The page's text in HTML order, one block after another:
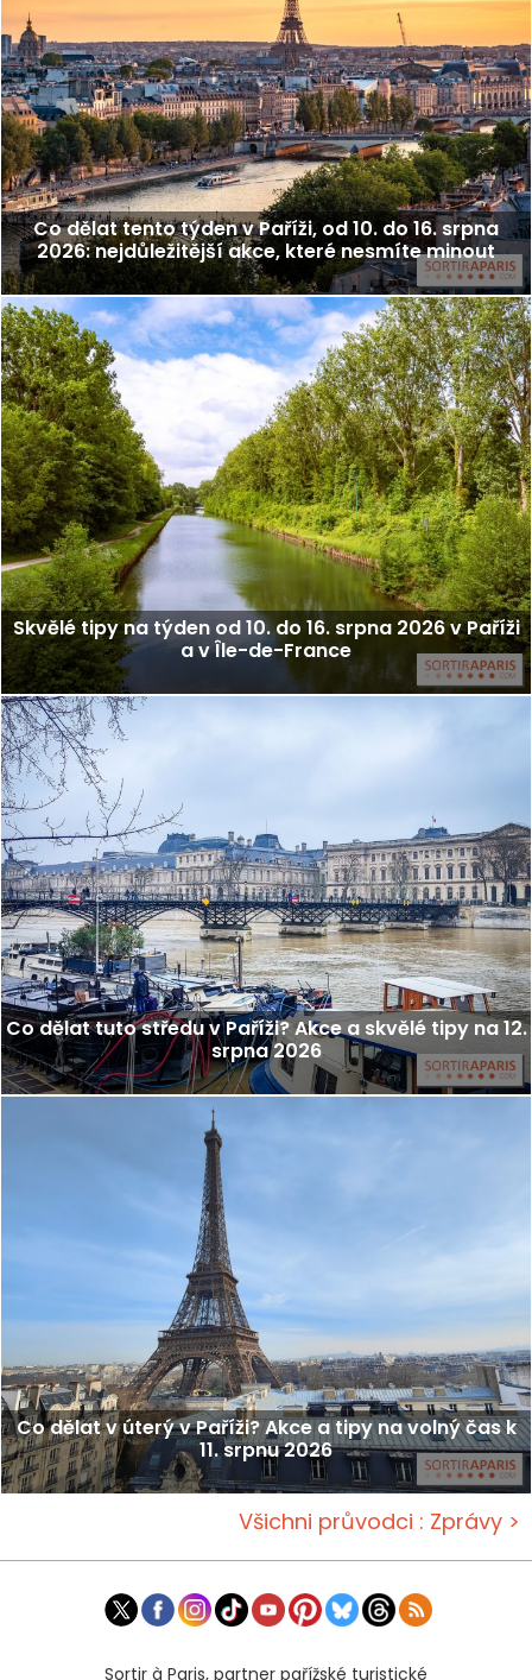
Co dělat tento týden v Paříži, od 10. do 16. srpna
2026: nejdůležitější akce, které nesmíte minout
Skvělé tipy na týden od 10. do 16. srpna 2026 v Paříži
a v Île-de-France
Co dělat tuto středu v Paříži? Akce a skvělé tipy na 12.
srpna 2026
Co dělat v úterý v Paříži? Akce a tipy na volný čas k
11. srpnu 2026
Všichni průvodci : Zprávy >
Sortir à Paris, partner pařížské turistické